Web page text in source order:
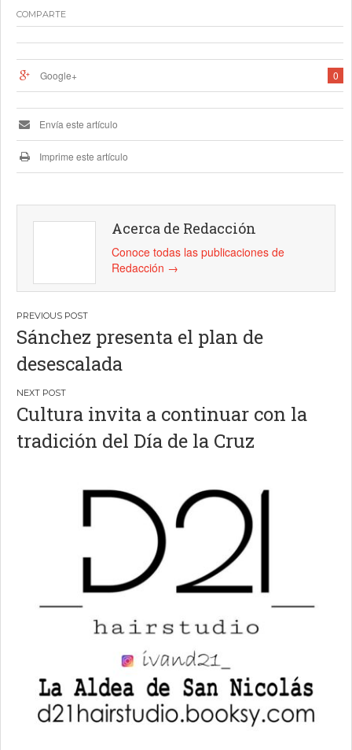
COMPARTE
0
Google+
Envía este artículo
Imprime este artículo
Acerca de Redacción
Conoce todas las publicaciones de
Redacción →
Navegación
de
entradas
Sánchez presenta el plan de
desescalada
Cultura invita a continuar con la
tradición del Día de la Cruz